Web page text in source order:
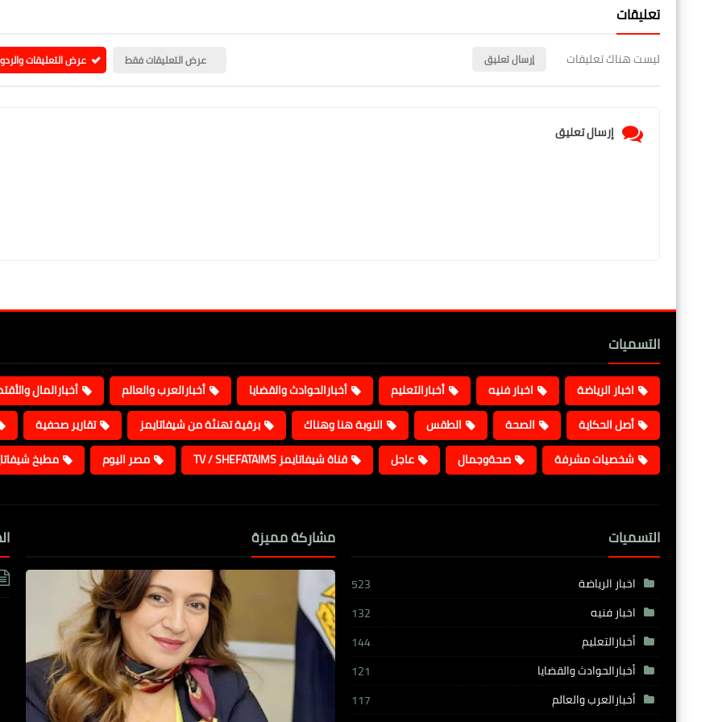
تعليقات
ليست هناك تعليقات إرسال تعليق عرض التعليقات فقط عرض التعليقات
إرسال تعليق
التسميات
اخبار الرياضة اخبار فنيه أخبارالتعليم أخبارالحوادث والقضايا أخبارالعرب والعالم
أخبارالمال
أصل الحكاية
الصحة الطقس النوبة هنا وهناك برقية تهنئة من شيفاتايمز
تقارير صحفية
شخصيات مشرفة
صحةوجمال عاجل قناة شيفاتايمز TV / SHEFATAIMS مصر اليوم مطبخ
التسميات
اخبار الرياضة
523
اخبار فنيه
132
أخبارالتعليم
144
أخبارالحوادث والقضايا
121
أخبارالعرب والعالم
117
مشاركة مميزة